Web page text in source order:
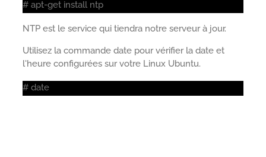
# apt-get install ntp
NTP est le service qui tiendra notre serveur à jour.
Utilisez la commande date pour vérifier la date et
l'heure configurées sur votre Linux Ubuntu.
# date